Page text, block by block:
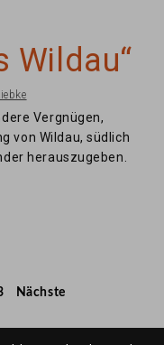
Wildau“
Vergnügen,
von Wildau, südlich
herauszugeben.
Nächste